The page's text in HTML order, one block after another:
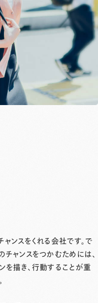
ンスをくれる会社です。で
ャンスをつかむためには、
を描き、行動することが重